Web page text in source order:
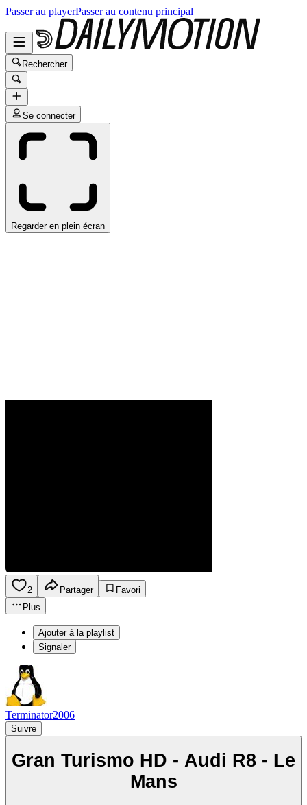
Passer au playerPasser au contenu principal
Rechercher
Se connecter
Regarder en plein écran
2 Partager
Favori
Plus
Ajouter à la playlist
Signaler
Terminator2006
Suivre
Gran Turismo HD - Audi R8 - Le
Mans